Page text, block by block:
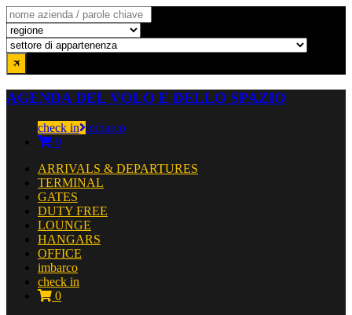
AGENDA DEL VOLO E DELLO SPAZIO
check in imbarco
0
ARRIVALS & DEPARTURES
TERMINAL
GATES
DUTY FREE
LOUNGE
HANGARS
OFFICE
imbarco
check in
0